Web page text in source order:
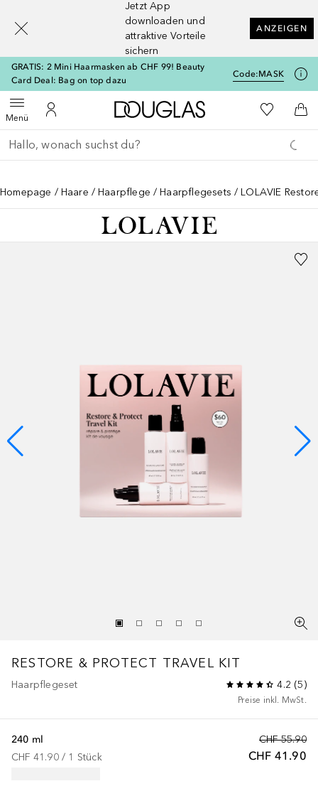
Jetzt App
downloaden und
attraktive Vorteile
sichern
ANZEIGEN
GRATIS: 2 Mini Haarmasken ab CHF 99! Beauty
Card Deal: Bag on top dazu
Code:MASK
MenüMenü öffnenZu Meinem Kundenkonto
Zur Douglas Startseite
Zu Meiner
Gehe zurück
Suche ausführen
Homepage Haare Haarpflege Haarpflegesets LOLAVIE
RESTORE & PROTECT TRAVEL KIT
Haarpflegeset 4.2 (5)
Preise inkl. MwSt.
CHF 55.90
CHF 41.90
240 ml
CHF 41.90 / 1 Stück
[navigation.slideout.screenreader]